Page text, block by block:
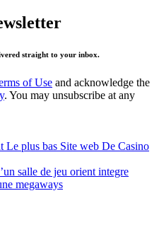
straight to your inbox.
of Use and acknowledge the
. You may unsubscribe at any
Le plus bas Site web De Casino
salle de jeu orient integre
megaways